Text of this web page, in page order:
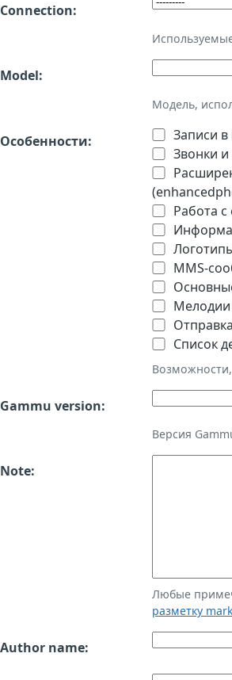
Connection:
Model:
Модель,
Особенности:
Записи в
Звонки
Работа
MMS-
Список
Gammu version:
Версия
Note:
Любые
разметку
Author name: